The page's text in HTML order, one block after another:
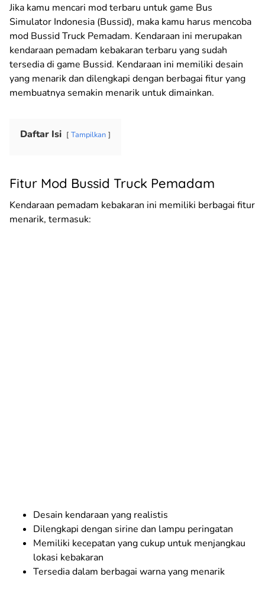
Jika kamu mencari mod terbaru untuk game Bus
Simulator Indonesia (Bussid), maka kamu harus mencoba
mod Bussid Truck Pemadam. Kendaraan ini merupakan
kendaraan pemadam kebakaran terbaru yang sudah
tersedia di game Bussid. Kendaraan ini memiliki desain
yang menarik dan dilengkapi dengan berbagai fitur yang
membuatnya semakin menarik untuk dimainkan.
Daftar Isi Tampilkan
Fitur Mod Bussid Truck Pemadam
Kendaraan pemadam kebakaran ini memiliki berbagai fitur
menarik, termasuk:
Desain kendaraan yang realistis
Dilengkapi dengan sirine dan lampu peringatan
Memiliki kecepatan yang cukup untuk menjangkau
lokasi kebakaran
Tersedia dalam berbagai warna yang menarik